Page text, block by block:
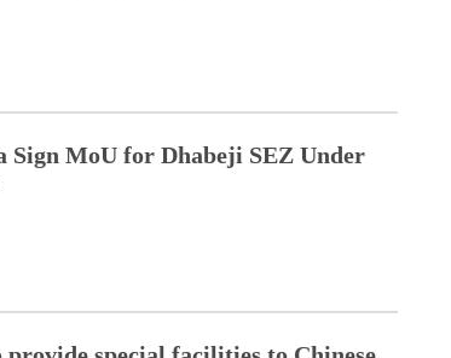
Sign MoU for Dhabeji SEZ Under